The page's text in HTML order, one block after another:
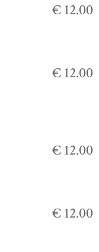
€ 12.00
€ 12.00
€ 12.00
€ 12.00